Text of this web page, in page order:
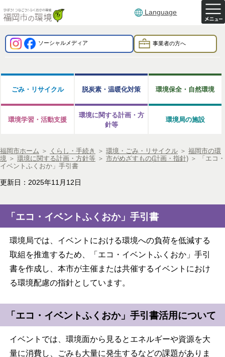
Language
ソーシャルメディア 事業者の方へ
ごみ・リサイクル 脱炭素・温暖化対策 環境保全・自然環境
環境学習・活動支援
環境に関する計画・方
針等
環境局の施設
福岡市ホーム ＞ くらし・手続き ＞ 環境・ごみ・リサイクル ＞ 福岡市の環
境 ＞ 環境に関する計画・方針等 ＞ 市がめざすもの(計画・指針) ＞
「エコ・
イベントふくおか」手引書
更新日：2025年11月12日
「エコ・イベントふくおか」手引書
環境局では、イベントにおける環境への負荷を低減する
取組を推進するため、「エコ・イベントふくおか」手引
書を作成し、本市が主催または共催するイベントにおけ
る環境配慮の指針としています。
「エコ・イベントふくおか」手引書活用について
イベントでは、環境面から見るとエネルギーや資源を大
量に消費し、ごみも大量に発生するなどの課題がありま